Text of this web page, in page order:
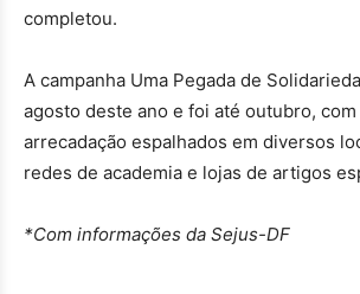
completou.
A campanha Uma Pegada de
agosto deste ano e foi até outubro,
arrecadação espalhados em diversos
redes de academia e lojas de artigos
*Com informações da Sejus-DF